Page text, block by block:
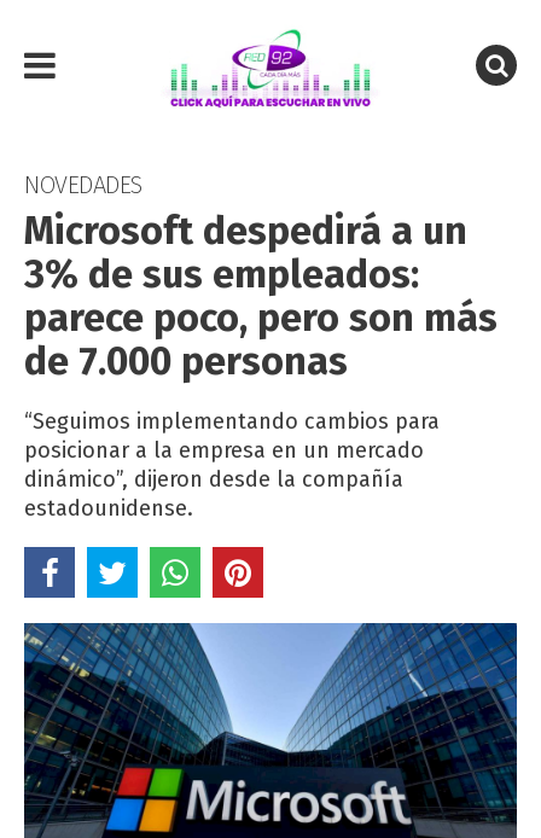
NOVEDADES
Microsoft despedirá a un
3% de sus empleados:
parece poco, pero son más
de 7.000 personas
“Seguimos implementando cambios para
posicionar a la empresa en un mercado
dinámico”, dijeron desde la compañía
estadounidense.